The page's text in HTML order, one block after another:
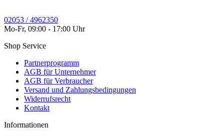
02053 / 4962350
Mo-Fr, 09:00 - 17:00 Uhr
Shop Service
Partnerprogramm
AGB für Unternehmer
AGB für Verbraucher
Versand und Zahlungsbedingungen
Widerrufsrecht
Kontakt
Informationen